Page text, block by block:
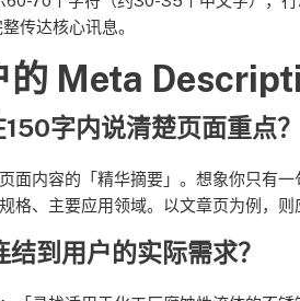
传达核心讯息。
的 Meta
字内说清楚页面重点？
内容的「精华摘要」。想象你只有
格、主要应用领域。以文章页为例，则
到用户的实际需求？